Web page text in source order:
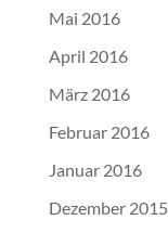
Mai 2016
April 2016
März 2016
Februar 2016
Januar 2016
Dezember 2015